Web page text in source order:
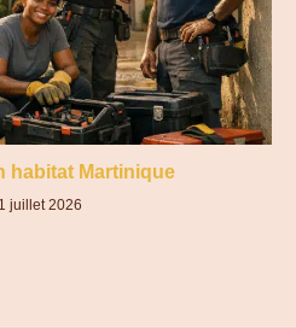
habitat Martinique
juillet 2026